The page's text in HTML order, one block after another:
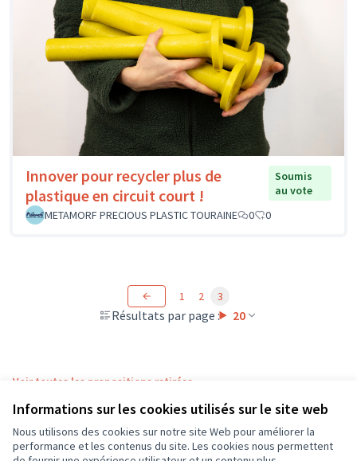
Informations sur les cookies utilisés sur le site web
Nous utilisons des cookies sur notre site Web pour améliorer la
performance et les contenus du site. Les cookies nous permettent
Innover pour recycler plus de
plastique en circuit court !
Soumis
au vote
METAMORF PRECIOUS PLASTIC TOURAINE
0 0
Résultats par page : 20
1 2 3
Voir toutes les propositions retirées
Conditions d'utilisation
Paramètres des cookies